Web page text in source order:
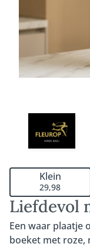
Liefdevol
Een waar plaatje
boeket met roze,
Klein
29,98